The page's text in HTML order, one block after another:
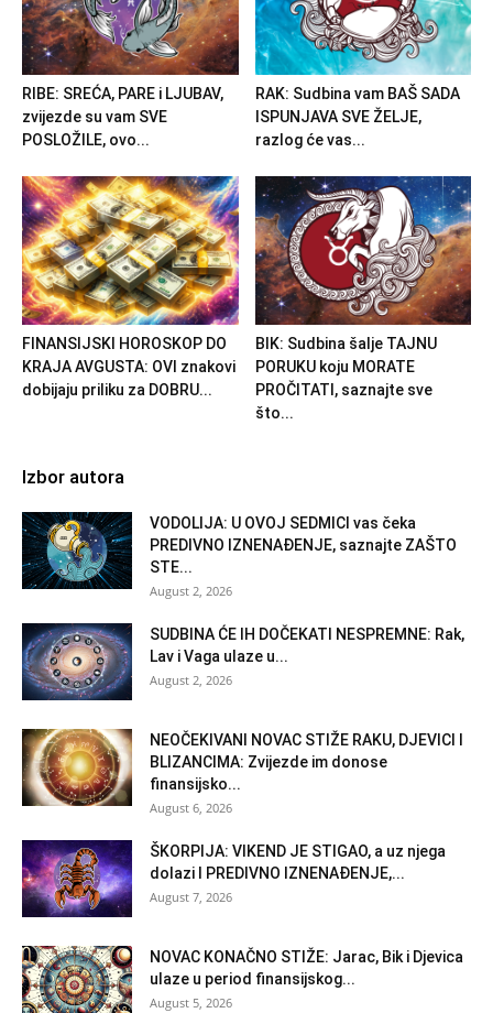
RIBE: SREĆA, PARE i LJUBAV,
zvijezde su vam SVE
POSLOŽILE, ovo...
RAK: Sudbina vam BAŠ SADA
ISPUNJAVA SVE ŽELJE,
razlog će vas...
FINANSIJSKI HOROSKOP DO
KRAJA AVGUSTA: OVI znakovi
dobijaju priliku za DOBRU...
BIK: Sudbina šalje TAJNU
PORUKU koju MORATE
PROČITATI, saznajte sve
što...
Izbor autora
VODOLIJA: U OVOJ SEDMICI vas čeka
PREDIVNO IZNENAĐENJE, saznajte ZAŠTO
STE...
August 2, 2026
SUDBINA ĆE IH DOČEKATI NESPREMNE: Rak,
Lav i Vaga ulaze u...
August 2, 2026
NEOČEKIVANI NOVAC STIŽE RAKU, DJEVICI I
BLIZANCIMA: Zvijezde im donose
finansijsko...
August 6, 2026
ŠKORPIJA: VIKEND JE STIGAO, a uz njega
dolazi I PREDIVNO IZNENAĐENJE,...
August 7, 2026
NOVAC KONAČNO STIŽE: Jarac, Bik i Djevica
ulaze u period finansijskog...
August 5, 2026